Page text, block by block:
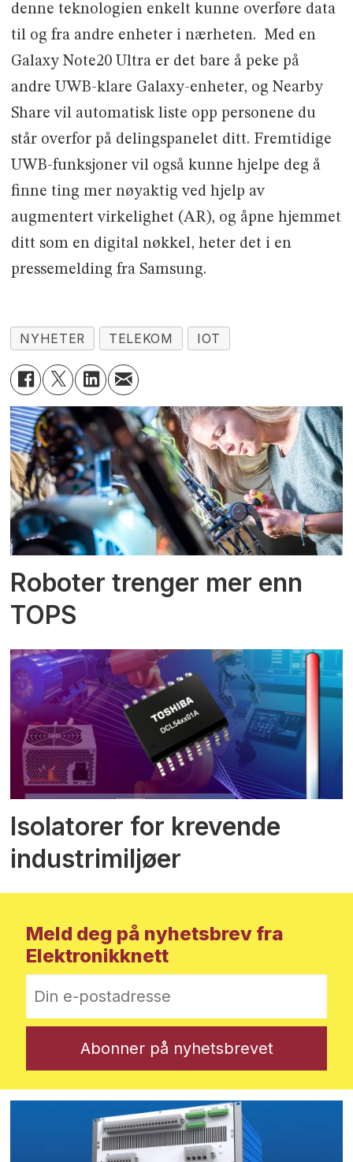
denne teknologien enkelt kunne overføre data
til og fra andre enheter i nærheten. Med en
Galaxy Note20 Ultra er det bare å peke på
andre UWB-klare Galaxy-enheter, og Nearby
Share vil automatisk liste opp personene du
står overfor på delingspanelet ditt. Fremtidige
UWB-funksjoner vil også kunne hjelpe deg å
finne ting mer nøyaktig ved hjelp av
augmentert virkelighet (AR), og åpne hjemmet
ditt som en digital nøkkel, heter det i en
pressemelding fra Samsung.
NYHETER TELEKOM IOT
Roboter trenger mer enn
TOPS
Isolatorer for krevende
industrimiljøer
Meld deg på nyhetsbrev fra
Elektronikknett